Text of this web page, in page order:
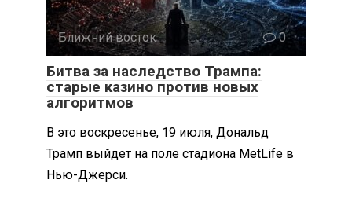
Ближний восток 0
Битва за наследство Трампа:
старые казино против новых
алгоритмов
В это воскресенье, 19 июля, Дональд
Трамп выйдет на поле стадиона MetLife в
Нью-Джерси.